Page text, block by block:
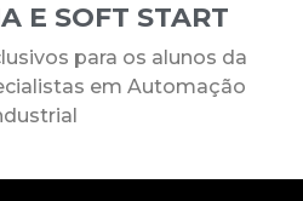
E SOFT START
para os alunos da
em Automação